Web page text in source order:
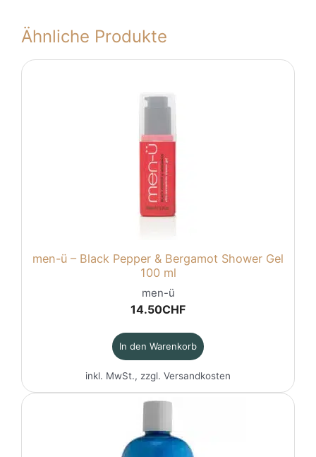
Ähnliche Produkte
men-ü – Black Pepper & Bergamot Shower Gel
100 ml
men-ü
14.50CHF
In den Warenkorb
inkl. MwSt., zzgl. Versandkosten